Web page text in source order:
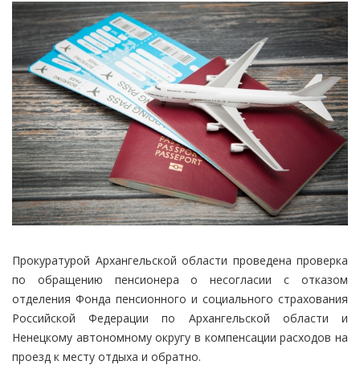
Прокуратурой Архангельской области проведена проверка
по обращению пенсионера о несогласии с отказом
отделения Фонда пенсионного и социального страхования
Российской Федерации по Архангельской области и
Ненецкому автономному округу в компенсации расходов на
проезд к месту отдыха и обратно.